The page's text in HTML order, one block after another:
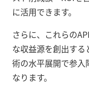
に活用できます。
さらに、これらの
な収益源を創出す
術の水平展開で参
なります。